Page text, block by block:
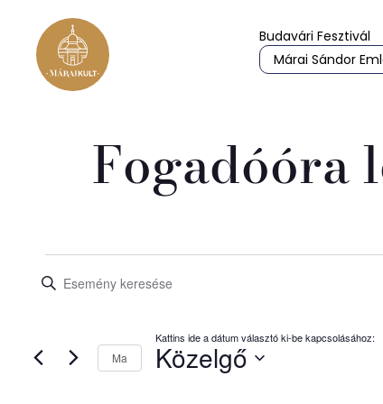
Budavári Fesztivál
Márai Sándor
Fogadóóra
Események
keresése
és
Írja
be
a
Események
Ma Közelgő